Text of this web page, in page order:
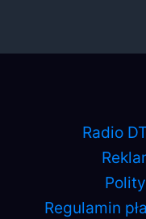
Radio
Regulamin